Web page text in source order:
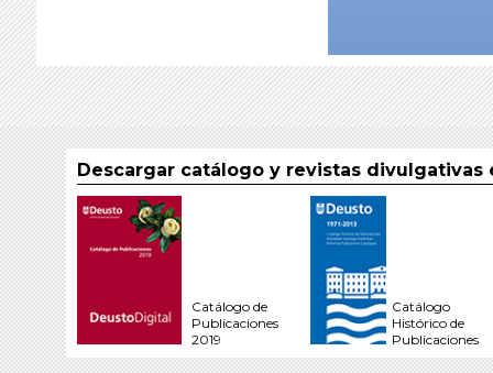
Descargar catálogo y revistas divulgativas
Catálogo de
Publicaciones
2019
Catálogo
Histórico de
Publicaciones